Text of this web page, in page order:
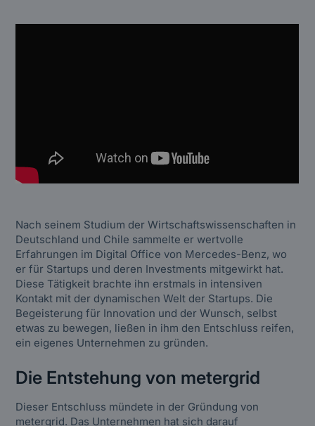
Nach seinem Studium der Wirtschaftswissenschaften in
Deutschland und Chile sammelte er wertvolle
Erfahrungen im Digital Office von Mercedes-Benz, wo
er für Startups und deren Investments mitgewirkt hat.
Diese Tätigkeit brachte ihn erstmals in intensiven
Kontakt mit der dynamischen Welt der Startups. Die
Begeisterung für Innovation und der Wunsch, selbst
etwas zu bewegen, ließen in ihm den Entschluss reifen,
ein eigenes Unternehmen zu gründen.
Die Entstehung von metergrid
Dieser Entschluss mündete in der Gründung von
metergrid. Das Unternehmen hat sich darauf